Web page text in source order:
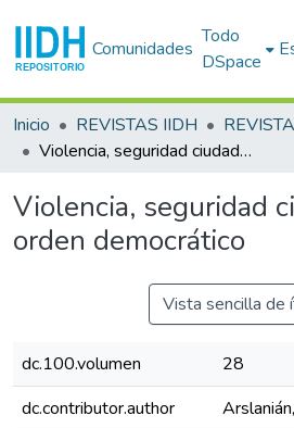
Comunidades
Todo
DSpace
Inicio REVISTAS IIDH
Violencia, seguridad ciudadana y orden democrático
Violencia, seguridad
orden democrático
Vista sencilla de
dc.100.volumen
28
dc.contributor.author